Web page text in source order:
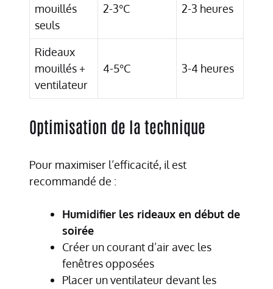
mouillés
seuls
2-3°C 2-3 heures
Rideaux
mouillés +
ventilateur
4-5°C 3-4 heures
Optimisation de la technique
Pour maximiser l’efficacité, il est
recommandé de :
Humidifier les rideaux en début de
soirée
Créer un courant d’air avec les
fenêtres opposées
Placer un ventilateur devant les